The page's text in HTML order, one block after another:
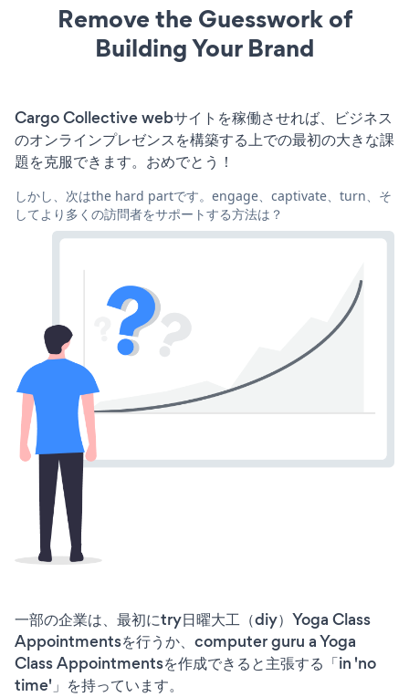
Remove the Guesswork of
Building Your Brand
Cargo Collective webサイトを稼働させれば、ビジネス
のオンラインプレゼンスを構築する上での最初の大きな課
題を克服できます。おめでとう！
しかし、次はthe hard partです。engage、captivate、turn、そ
してより多くの訪問者をサポートする方法は？
一部の企業は、最初にtry日曜大工（diy）Yoga Class
Appointmentsを行うか、computer guru a Yoga
Class Appointmentsを作成できると主張する「in 'no
time'」を持っています。